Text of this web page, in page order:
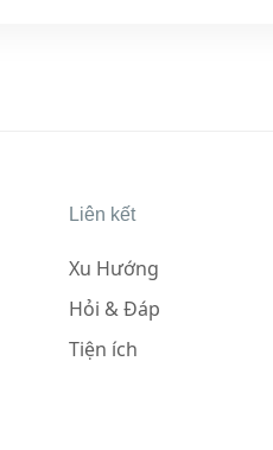
Liên kết
Xu Hướng
Hỏi & Đáp
Tiện ích